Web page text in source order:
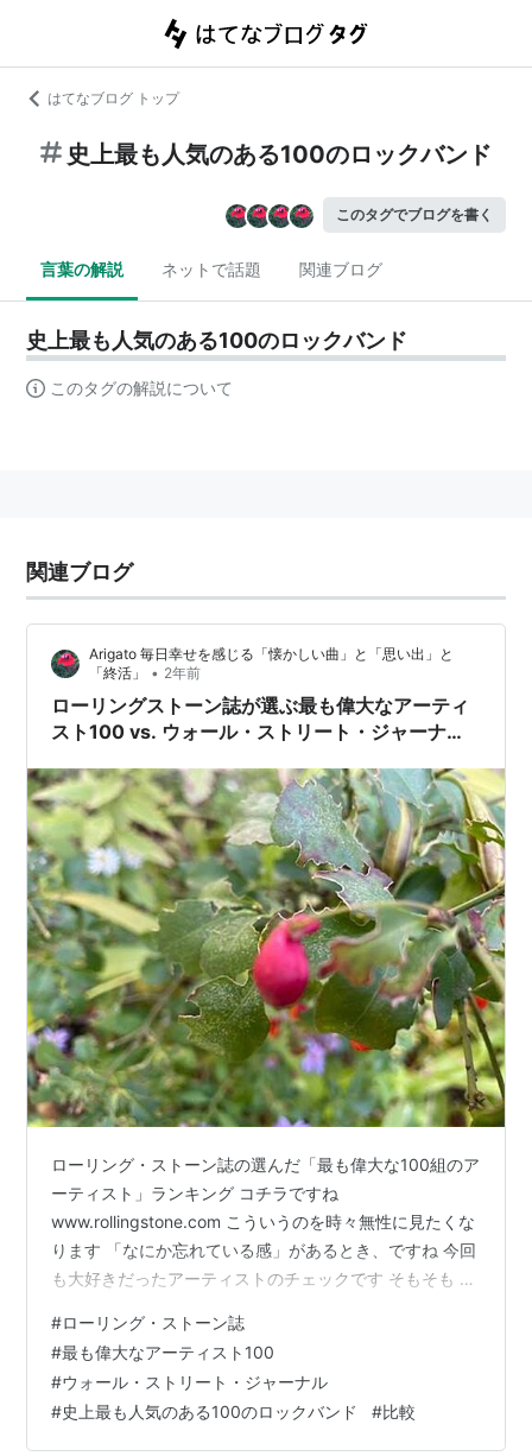
はてなブログ トップ
史上最も人気のある100のロックバンド
このタグでブログを書く
言葉の解説 ネットで話題 関連ブログ
史上最も人気のある100のロックバンド
このタグの解説について
関連ブログ
Arigato 毎日幸せを感じる「懐かしい曲」と「思い出」と
「終活」
• 2年前
ローリングストーン誌が選ぶ最も偉大なアーティ
スト100 vs. ウォール・ストリート・ジャーナル
ンキング比較
ローリング・ストーン誌の選んだ「最も偉大な100組のア
ーティスト」ランキング コチラですね
www.rollingstone.com こういうのを時々無性に見たくな
ります 「なにか忘れている感」があるとき、ですね 今回
も大好きだったアーティストのチェックです そもそも 音
あるのは 自分自身との「相性」がいいか、悪いかですよ
ね 簡単に言えば「好きか嫌いか」 自分だけの人生ですか
ら 音楽も「自分の好きなものを聴けばいい」ということ
になりますよね 忘れていた「大好きだった曲」を思い出
す方法としての「ランキング」27アーティスト その方、
#ローリング・ストーン誌
#最も偉大なアーティスト100
#ウォール・ストリート・ジャーナル
#史上最も人気のある100のロックバンド #比較